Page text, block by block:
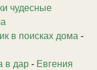
чудесные
в поисках дома -
в дар - Евгения